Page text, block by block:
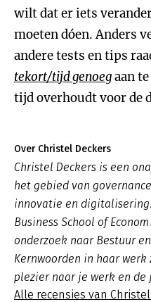
wilt dat er iets
moeten dóen. Anders
andere tests en tips
tekort/tijd genoegaan
tijd overhoudt voor de
Over Christel Deckers
Christel Deckers is een
het gebied van
innovatie en
Business School of
onderzoek naar Bestuur
Kernwoorden in haar
plezier naar je werk en
Alle recensies van Christel